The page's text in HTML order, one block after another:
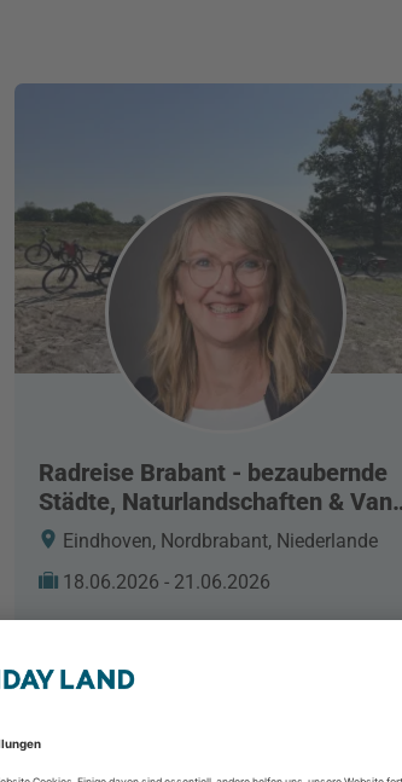
Radreise Brabant - bezaubernde
Städte, Naturlandschaften & Van
GoghEindhoven, Nordbrabant, Niederlande
18.06.2026 - 21.06.2026